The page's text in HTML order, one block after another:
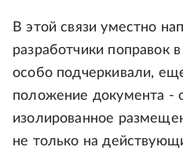
В этой связи уместно
разработчики поправок
особо подчеркивали,
положение документа -
изолированное
не только на